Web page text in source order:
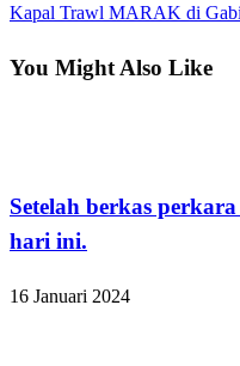
Post
Next
Kapal Trawl MARAK di
You Might Also Like
Setelah berkas
hari ini.
16 Januari 2024